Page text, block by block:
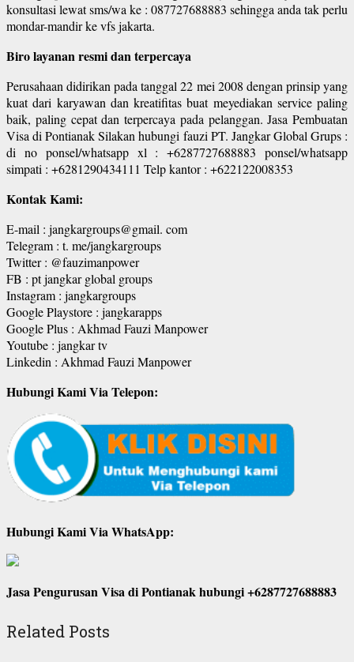
konsultasi lewat sms/wa ke : 087727688883 sehingga anda tak perlu
mondar-mandir ke vfs jakarta.
Biro layanan resmi dan terpercaya
Perusahaan didirikan pada tanggal 22 mei 2008 dengan prinsip yang
kuat dari karyawan dan kreatifitas buat meyediakan service paling
baik, paling cepat dan terpercaya pada pelanggan. Jasa Pembuatan
Visa di Pontianak Silakan hubungi fauzi PT. Jangkar Global Grups :
di no ponsel/whatsapp xl : +6287727688883 ponsel/whatsapp
simpati : +6281290434111 Telp kantor : +622122008353
Kontak Kami:
E-mail : jangkargroups@gmail. com
Telegram : t. me/jangkargroups
Twitter : @fauzimanpower
FB : pt jangkar global groups
Instagram : jangkargroups
Google Playstore : jangkarapps
Google Plus : Akhmad Fauzi Manpower
Youtube : jangkar tv
Linkedin : Akhmad Fauzi Manpower
Hubungi Kami Via Telepon:
Hubungi Kami Via WhatsApp:
Jasa Pengurusan Visa di Pontianak hubungi +6287727688883
Related Posts